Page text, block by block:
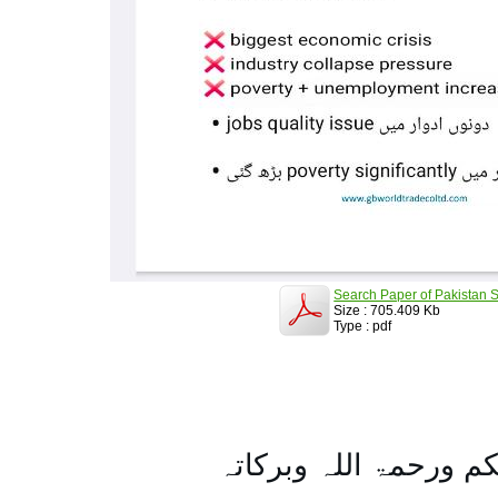
Search Paper of Pakistan
Size : 705.409 Kb
Type : pdf
ورحمۃ اللہ وبرکاتہ